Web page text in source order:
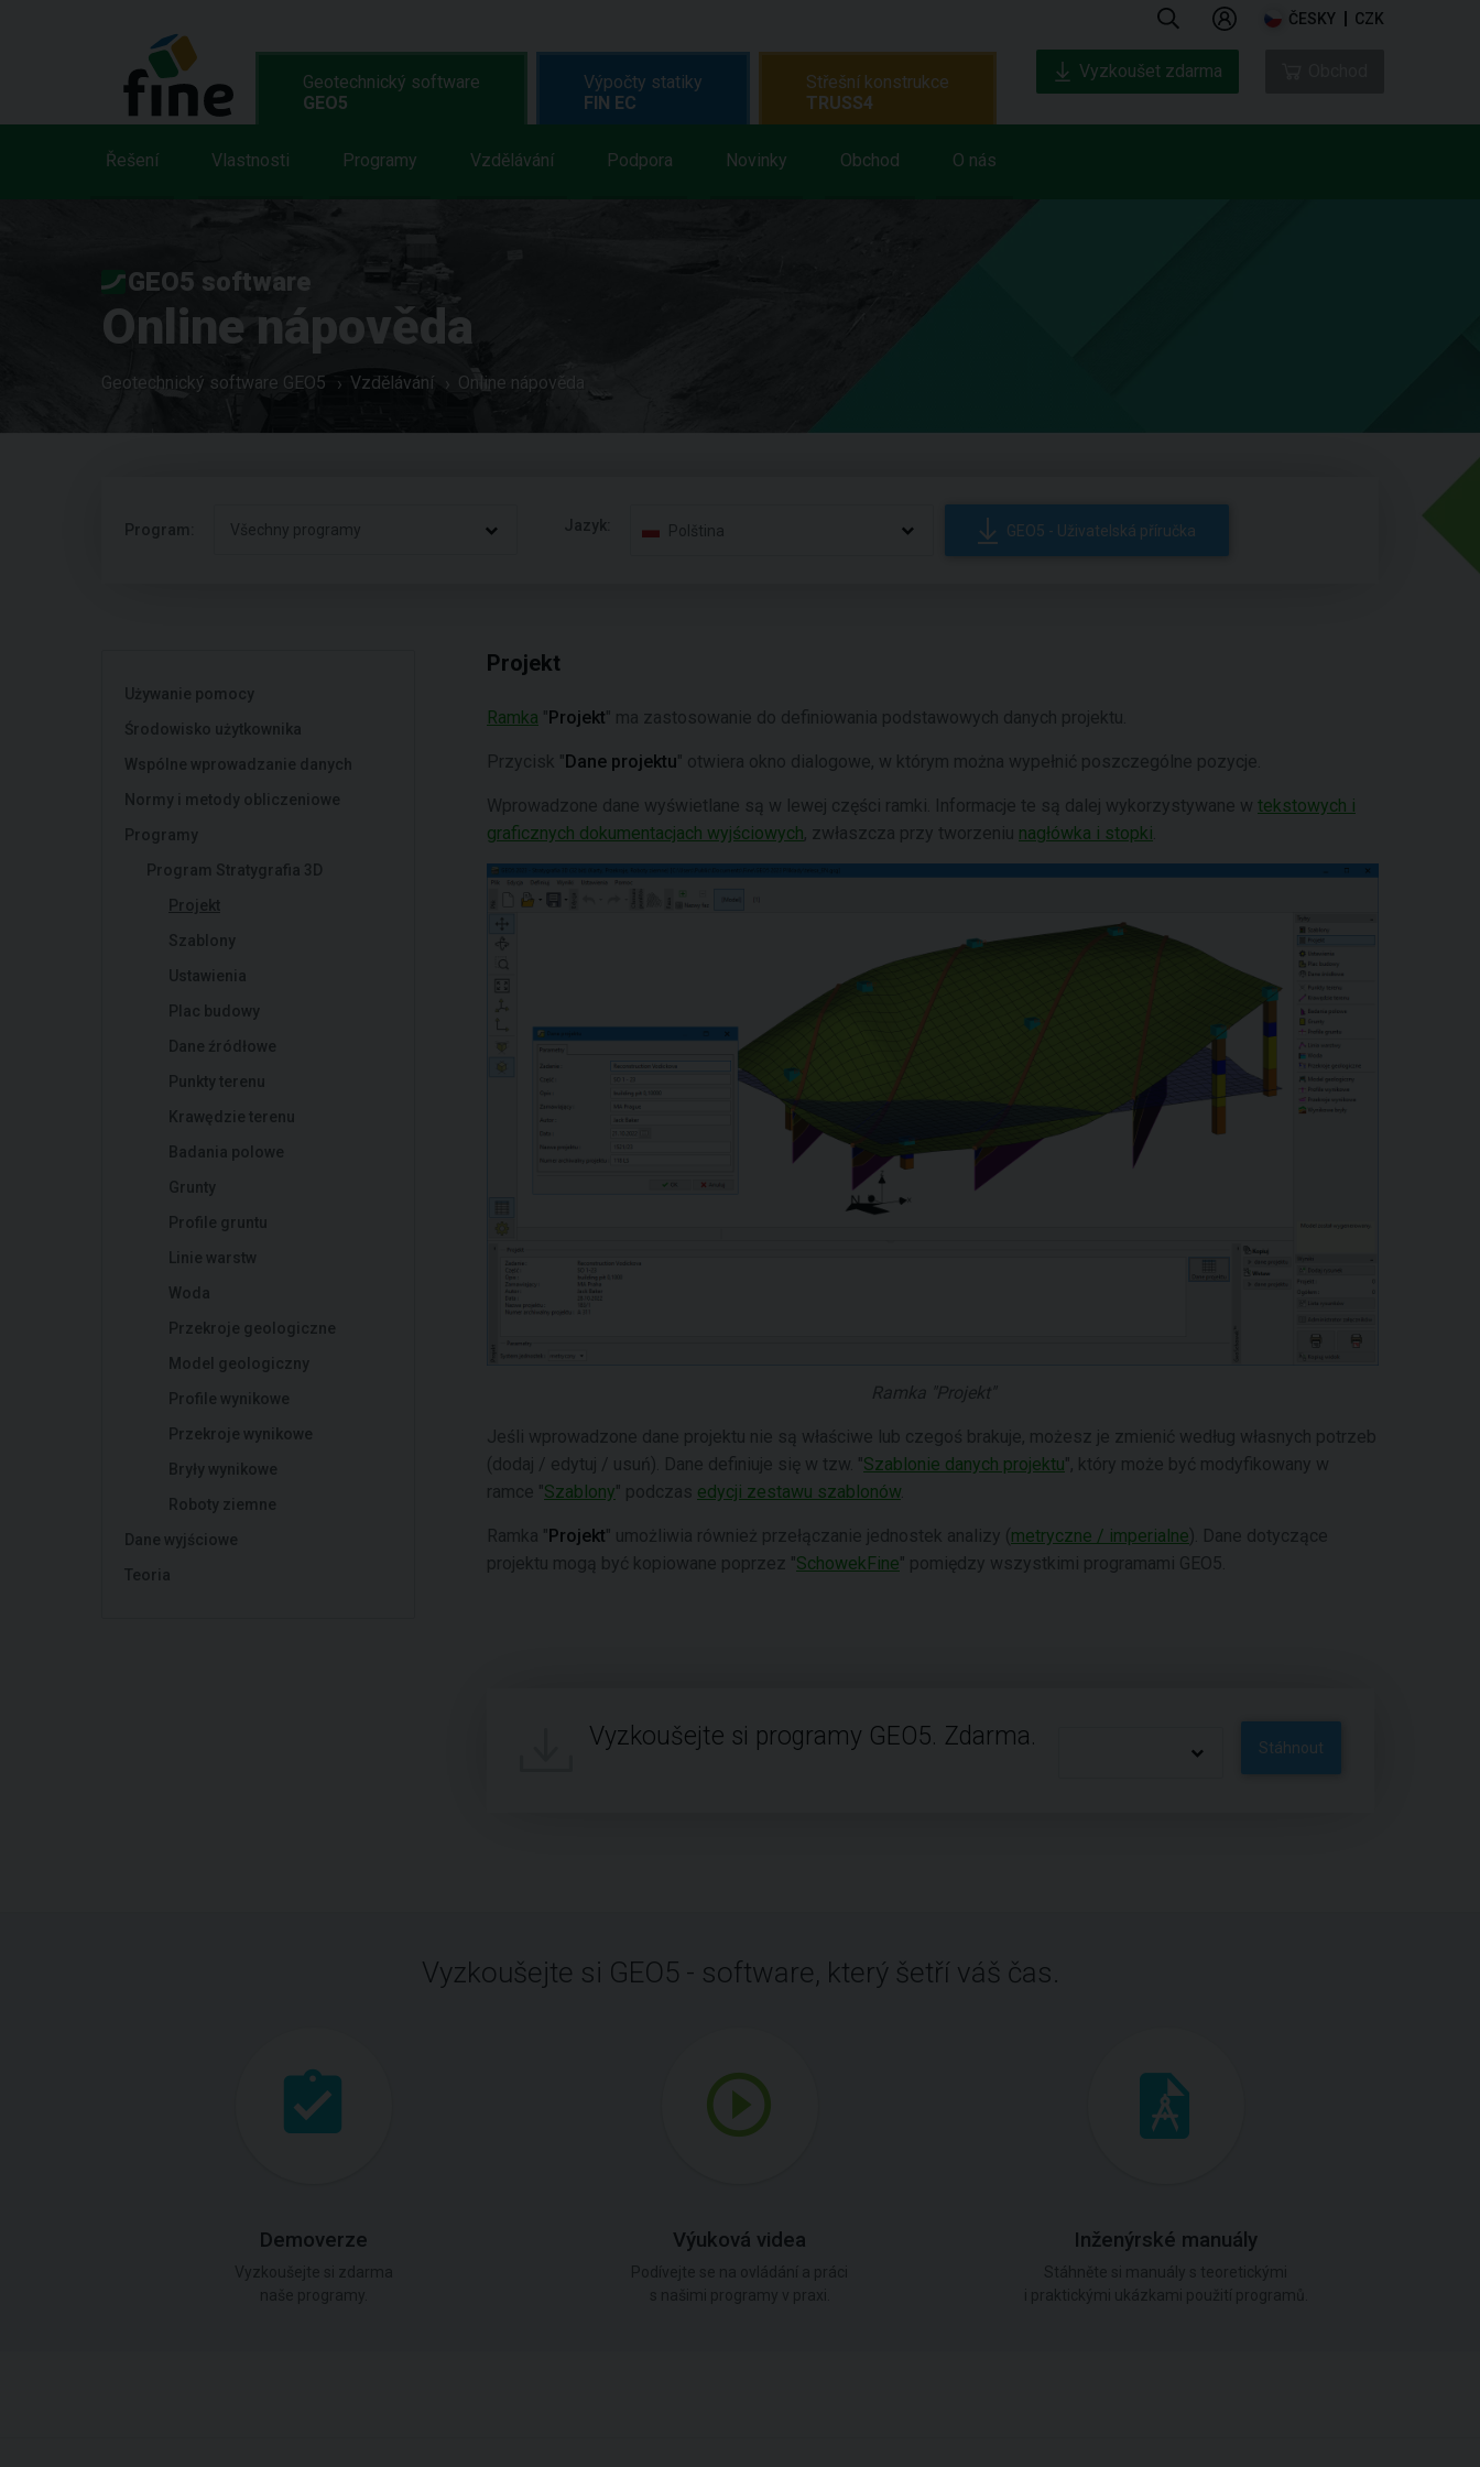
ČESKY CZK
Geotechnický software
GEO5
Řešení Vlastnosti Programy Vzdělávání Podpora Novinky Obchod O nás
Výpočty statiky
FIN EC
Střešní konstrukce
TRUSS4
Vyzkoušet zdarma
GEO5 software
Online nápověda
Geotechnický software GEO5 Vzdělávání Online nápověda
Program: Všechny programy Jazyk: Polština GEO5 - Uživatelská příručka
Używanie pomocy
Środowisko użytkownika
Wspólne wprowadzanie danych
Normy i metody obliczeniowe
Programy
Program Stratygrafia 3D
Projekt
Szablony
Ustawienia
Plac budowy
Dane źródłowe
Punkty terenu
Krawędzie terenu
Badania polowe
Grunty
Profile gruntu
Linie warstw
Woda
Przekroje geologiczne
Model geologiczny
Profile wynikowe
Przekroje wynikowe
Bryły wynikowe
Roboty ziemne
Dane wyjściowe
Teoria
Projekt
Ramka "Projekt" ma zastosowanie do definiowania podstawowych danych projektu.
Przycisk "Dane projektu" otwiera okno dialogowe, w którym można wypełnić poszczególne pozycje.
Wprowadzone dane wyświetlane są w lewej części ramki. Informacje te są dalej wykorzystywane w tekstowych i
graficznych dokumentacjach wyjściowych, zwłaszcza przy tworzeniu nagłówka i stopki
Ramka "Projekt"
Jeśli wprowadzone dane projektu nie są właściwe lub czegoś brakuje, możesz je zmienić według własnych potrzeb
(dodaj / edytuj / usuń). Dane definiuje się w tzw. "Szablonie danych projektu", który może być modyfikowany w
ramce "Szablony" podczas edycji zestawu szablonów
Ramka "Projekt" umożliwia również przełączanie jednostek analizy ( metryczne / imperialne). Dane dotyczące
projektu mogą być kopiowane poprzez "SchowekFine" pomiędzy wszystkimi programami GEO5.
Vyzkoušejte si programy GEO5. Zdarma. Stáhnout
Vyzkoušejte si GEO5 - software, který šetří váš čas.
Demoverze Výuková videa Inženýrské manuály